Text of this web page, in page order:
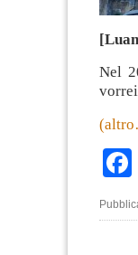
Nel